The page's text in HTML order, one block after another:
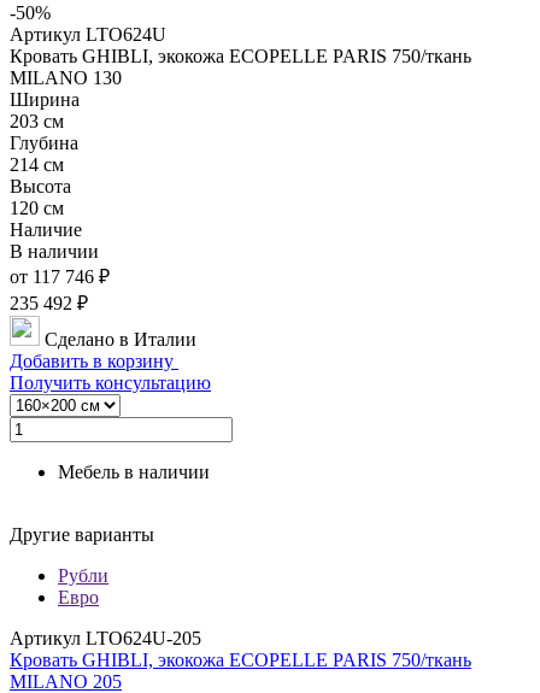
-50%
Артикул LTO624U
Кровать GHIBLI, экокожа ECOPELLE PARIS 750/ткань
MILANO 130
Ширина
203 см
Глубина
214 см
Высота
120 см
Наличие
В наличии
от 117 746 ₽
235 492 ₽
Сделано в Италии
Добавить в корзину
Получить консультацию
Мебель в наличии
Другие варианты
Рубли
Евро
Артикул LTO624U-205
Кровать GHIBLI, экокожа ECOPELLE PARIS 750/ткань
MILANO 205